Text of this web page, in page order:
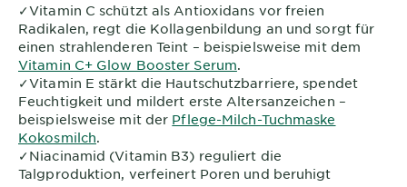
✓Vitamin C schützt als Antioxidans vor freien
Radikalen, regt die Kollagenbildung an und sorgt für
einen strahlenderen Teint – beispielsweise mit dem
Vitamin C+ Glow Booster Serum.
✓Vitamin E stärkt die Hautschutzbarriere, spendet
Feuchtigkeit und mildert erste Altersanzeichen –
beispielsweise mit der Pflege-Milch-Tuchmaske
Kokosmilch.
✓Niacinamid (Vitamin B3) reguliert die
Talgproduktion, verfeinert Poren und beruhigt